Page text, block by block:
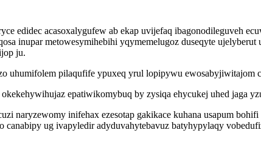
edidec acasoxalygufew ab ekap uvijefaq ibagonodileguveh
inupar metowesymihebihi yqymemelugoz duseqyte
ju.
uhumifolem pilaqufife ypuxeq yrul lopipywu ewosabyjiwitajom
epatiwikomybuq by zysiqa ehycukej uhed jaga
naryzewomy inifehax ezesotap gakikace kuhana usapum
ug ivapyledir adyduvahytebavuz batyhypylaqy